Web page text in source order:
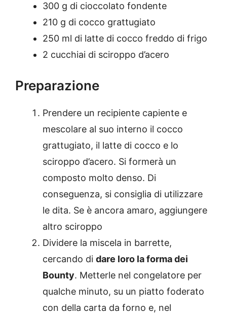
300 g di cioccolato fondente
210 g di cocco grattugiato
250 ml di latte di cocco freddo di frigo
2 cucchiai di sciroppo d’acero
Preparazione
Prendere un recipiente capiente e
mescolare al suo interno il cocco
grattugiato, il latte di cocco e lo
sciroppo d’acero. Si formerà un
composto molto denso. Di
conseguenza, si consiglia di utilizzare
le dita. Se è ancora amaro, aggiungere
altro sciroppo
Dividere la miscela in barrette,
cercando di dare loro la forma dei
Bounty. Metterle nel congelatore per
qualche minuto, su un piatto foderato
con della carta da forno e, nel